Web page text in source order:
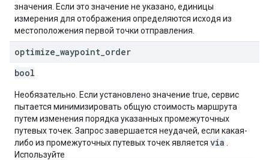
значения. Если это значение не указано, единицы
измерения для отображения определяются исходя из
местоположения первой точки отправления.
optimize waypoint order
bool
Необязательно. Если установлено значение true, сервис
пытается минимизировать общую стоимость маршрута
путем изменения порядка указанных промежуточных
путевых точек. Запрос завершается неудачей, если какая-
либо из промежуточных путевых точек является via
Используйте